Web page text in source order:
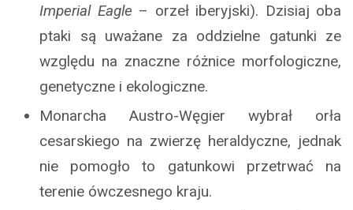
Imperial Eagle – orzeł iberyjski). Dzisiaj oba
ptaki są uważane za oddzielne gatunki ze
względu na znaczne różnice morfologiczne,
genetyczne i ekologiczne.
Monarcha Austro-Węgier wybrał orła
cesarskiego na zwierzę heraldyczne, jednak
nie pomogło to gatunkowi przetrwać na
terenie ówczesnego kraju.